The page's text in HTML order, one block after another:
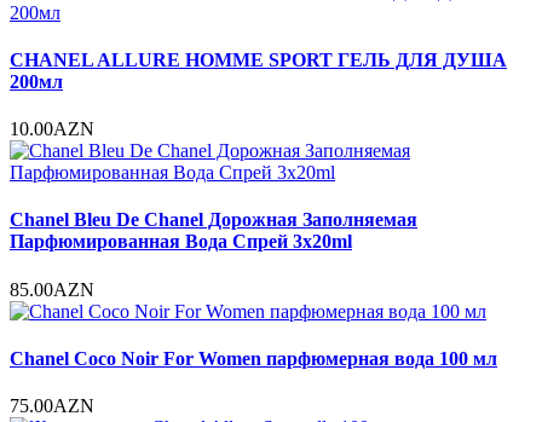
CHANEL ALLURE HOMME SPORT ГЕЛЬ ДЛЯ ДУША
200мл
10.00AZN
Chanel Bleu De Chanel Дорожная Заполняемая
Парфюмированная Вода Спрей 3x20ml
85.00AZN
Chanel Coco Noir For Women парфюмерная вода 100 мл
75.00AZN